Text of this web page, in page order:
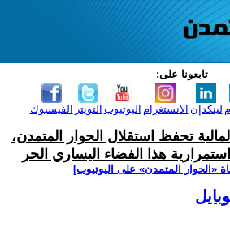
تابعونا على:
الفيسبوك التويتر اليوتيوب الانستغرام لينكدإن
تحفظ استقلال الحوار المتمدن،
هذا الفضاء اليساري الحر
‫«الحوار المتمدن» على اليوتيوب]